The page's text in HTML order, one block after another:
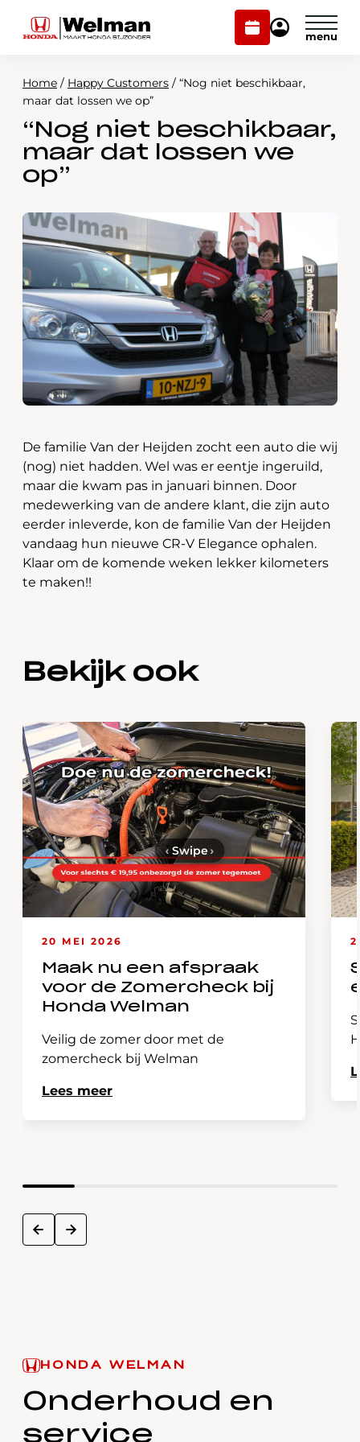
Plan
onderhoud
Mijn
Modellen
Voorraad
Onderhoud en service
Over ons
Webshop
Contact
Plan onderhoud
Home / Happy Customers / “Nog niet beschikbaar,
maar dat lossen we op”
“Nog niet beschikbaar,
maar dat lossen we
op”
De familie Van der Heijden zocht een auto die wij
(nog) niet hadden. Wel was er eentje ingeruild,
maar die kwam pas in januari binnen. Door
medewerking van de andere klant, die zijn auto
eerder inleverde, kon de familie Van der Heijden
vandaag hun nieuwe CR-V Elegance ophalen.
Klaar om de komende weken lekker kilometers
te maken!!
Bekijk ook
20 MEI 2026
Maak nu een afspraak
voor de Zomercheck bij
Honda Welman
Veilig de zomer door met de
zomercheck bij Welman
Lees meer
prev next
‹ Swipe›
HONDA WELMAN
Onderhoud en
service